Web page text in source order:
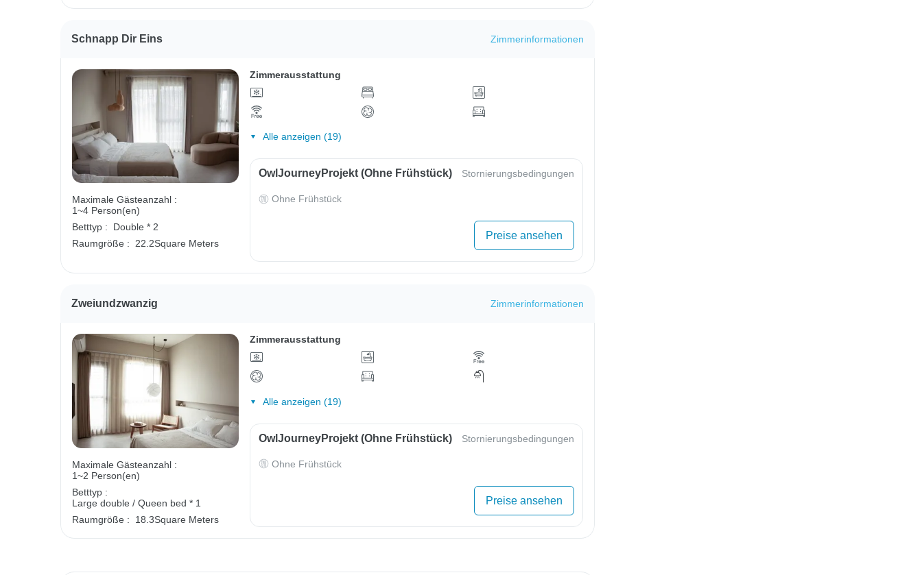
Schnapp Dir Eins Zimmerinformationen
Maximale Gästeanzahl :
1~4 Person(en)
Betttyp :
Double * 2
Raumgröße : 22.2Square Meters
Zimmerausstattung
Alle anzeigen (19)
OwlJourneyProjekt (ohne Frühstück) Stornierungsbedingungen
Ohne Frühstück
Preise ansehen
Zweiundzwanzig Zimmerinformationen
Maximale Gästeanzahl :
1~2 Person(en)
Betttyp :
Large double / Queen bed * 1
Raumgröße :
18.3Square Meters
Zimmerausstattung
Alle anzeigen (19)
OwlJourneyProjekt (ohne Frühstück) Stornierungsbedingungen
Ohne Frühstück
Preise ansehen